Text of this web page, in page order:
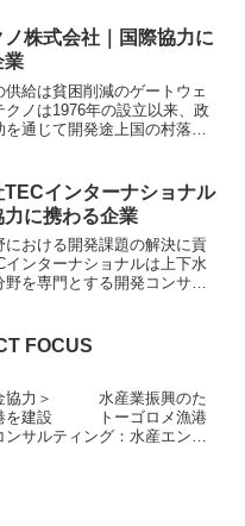
育てる会）は、民間の立場で
海外協...
ノ株式会社｜国際協力に
業
供給は貧困削減のゲートウェ
ノは1976年の設立以来、政
を通じて開発途上国の村落休
事業の対象国は60ヵ国以上に
セネガ...
TECインターナショナル
力に携わる企業
における開発課題の解決に貢
ンターナショナルは上下水
野を専門とする開発コンサル
周年を迎えた。世界60ヵ国
水道...
FOCUS
協力＞ 水産業振興のた
を建設 トーゴロメ漁港
ンサルティング：水産エンジ